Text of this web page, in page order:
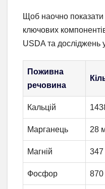
Щоб наочно показати
ключових
USDA та досліджень
Поживна
речовина
Кальцій
Марганець 28
Магній 347
Фосфор 870